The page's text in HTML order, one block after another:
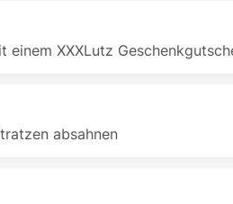
einem XXXLutz
absahnen